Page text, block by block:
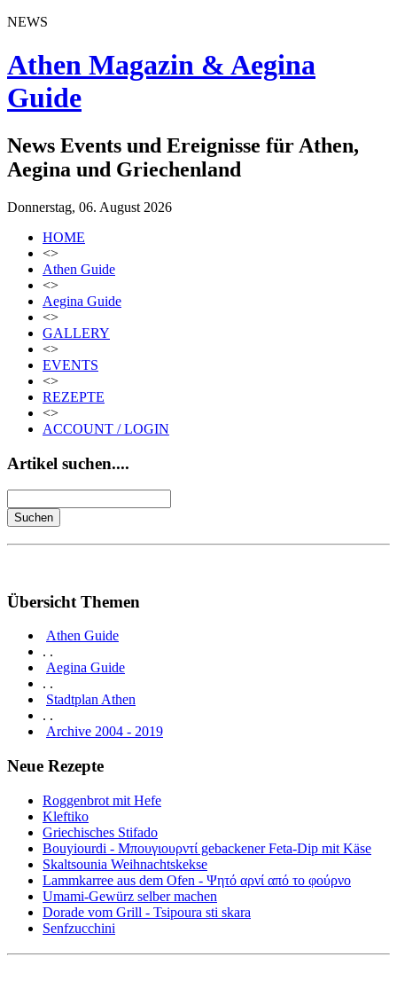
NEWS
Athen Magazin & Aegina
Guide
News Events und Ereignisse für Athen,
Aegina und Griechenland
Donnerstag, 06. August 2026
HOME
<>
Athen Guide
<>
Aegina Guide
<>
GALLERY
<>
EVENTS
<>
REZEPTE
<>
ACCOUNT / LOGIN
Artikel suchen....
Übersicht Themen
Athen Guide
. .
Aegina Guide
. .
Stadtplan Athen
. .
Archive 2004 - 2019
Neue Rezepte
Roggenbrot mit Hefe
Kleftiko
Griechisches Stifado
Bouyiourdi - Μπουγιουρντί gebackener Feta-Dip mit Käse
Skaltsounia Weihnachtskekse
Lammkarree aus dem Ofen - Ψητό αρνί από το φούρνο
Umami-Gewürz selber machen
Dorade vom Grill - Tsipoura sti skara
Senfzucchini